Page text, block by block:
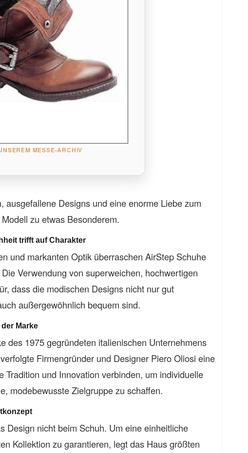
MESSE-ARCHIV
ausgefallene Designs und eine enorme Liebe zum
zu etwas Besonderem.
trifft auf Charakter
und markanten Optik überraschen AirStep Schuhe
Verwendung von superweichen, hochwertigen
dass die modischen Designs nicht nur gut
außergewöhnlich bequem sind.
Marke
des 1975 gegründeten italienischen Unternehmens
Firmengründer und Designer Piero Oliosi eine
Tradition und Innovation verbinden, um individuelle
modebewusste Zielgruppe zu schaffen.
Design nicht beim Schuh. Um eine einheitliche
Kollektion zu garantieren, legt das Haus größten